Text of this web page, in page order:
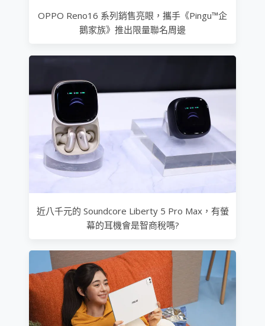
OPPO Reno16 系列銷售亮眼，攜手《Pingu™企
鵝家族》推出限量聯名周邊
近八千元的 Soundcore Liberty 5 Pro Max，有螢
幕的耳機會是智商稅嗎?